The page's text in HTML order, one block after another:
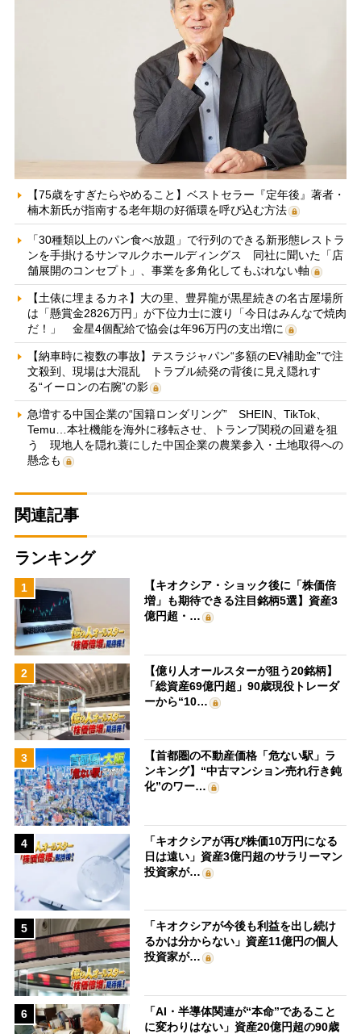
【75歳をすぎたらやめること】ベストセラー『定年後』著者・
楠木新氏が指南する老年期の好循環を呼び込む方法
「30種類以上のパン食べ放題」で行列のできる新形態レストラ
ンを手掛けるサンマルクホールディングス 同社に聞いた「店
舗展開のコンセプト」、事業を多角化してもぶれない軸
【土俵に埋まるカネ】大の里、豊昇龍が黒星続きの名古屋場所
は「懸賞金2826万円」が下位力士に渡り「今日はみんなで焼肉
だ！」 金星4個配給で協会は年96万円の支出増に
【納車時に複数の事故】テスラジャパン“多額のEV補助金”で注
文殺到、現場は大混乱 トラブル続発の背後に見え隠れす
る“イーロンの右腕”の影
急増する中国企業の“国籍ロンダリング” SHEIN、TikTok、
Temu…本社機能を海外に移転させ、トランプ関税の回避を狙
う 現地人を隠れ蓑にした中国企業の農業参入・土地取得への
懸念も
関連記事
ランキング
1
【キオクシア・ショック後に「株価倍
増」も期待できる注目銘柄5選】資産3
億円超・…
2
【億り人オールスターが狙う20銘柄】
「総資産69億円超」90歳現役トレーダ
ーから“10…
3
【首都圏の不動産価格「危ない駅」ラ
ンキング】“中古マンション売れ行き鈍
化”のワー…
4
「キオクシアが再び株価10万円になる
日は遠い」資産3億円超のサラリーマン
投資家が…
5
「キオクシアが今後も利益を出し続け
るかは分からない」資産11億円の個人
投資家が…
6
「AI・半導体関連が“本命”であること
に変わりはない」資産20億円超の90歳